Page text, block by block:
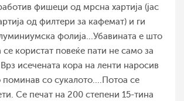
фишеци од мрсна хартија (јас
од филтери за кафемат) и ги
фолија...Убавината е што
користат повеќе пати не само за
исечената кора на ленти наросив
поминав со сукалото....Потоа се
Се печат на 200 степени 15-тина